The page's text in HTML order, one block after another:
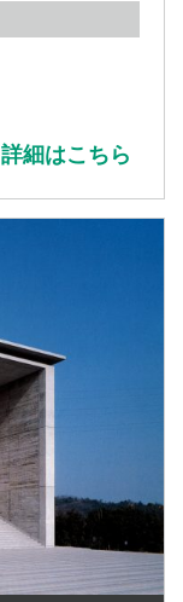
詳細はこちら